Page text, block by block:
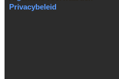
Privacybeleid